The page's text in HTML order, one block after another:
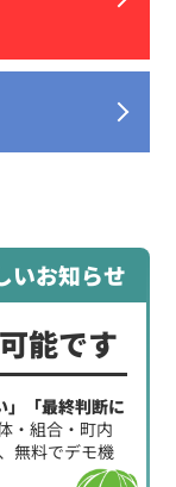
いお知らせ
可能です
」「最終判断に
・組合・町内
無料でデモ機